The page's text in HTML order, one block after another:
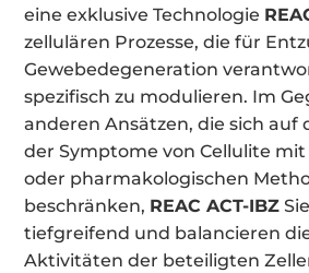
eine exklusive Technologie
zellulären Prozesse, die für
Gewebedegeneration
spezifisch zu modulieren. Im
anderen Ansätzen, die sich auf
der Symptome von Cellulite
oder pharmakologischen
beschränken, REAC ACT-IBZ
tiefgreifend und balancieren
Aktivitäten der beteiligten